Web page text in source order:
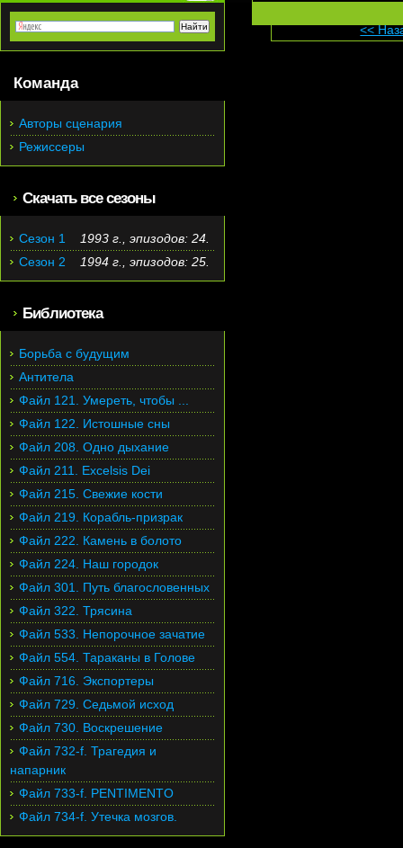
<<
Команда
Авторы сценария
Режиссеры
Скачать все сезоны
Сезон 1
1993 г., эпизодов: 24.
Сезон 2
1994 г., эпизодов: 25.
Библиотека
Борьба с будущим
Антитела
Файл 121. Умереть, чтобы ...
Файл 122. Истошные сны
Файл 208. Одно дыхание
Файл 211. Excelsis Dei
Файл 215. Свежие кости
Файл 219. Корабль-призрак
Файл 222. Камень в болото
Файл 224. Наш городок
Файл 301. Путь благословенных
Файл 322. Трясина
Файл 533. Непорочное зачатие
Файл 554. Тараканы в Голове
Файл 716. Экспортеры
Файл 729. Седьмой исход
Файл 730. Воскрешение
Файл 732-f. Трагедия и
напарник
Файл 733-f. PENTIMENTO
Файл 734-f. Утечка мозгов.